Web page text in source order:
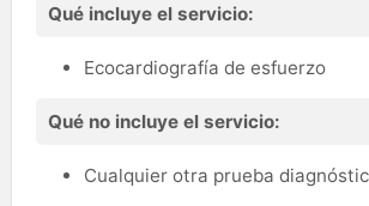
Qué incluye el servicio:
Ecocardiografía de esfuerzo
Qué no incluye el servicio:
Cualquier otra prueba